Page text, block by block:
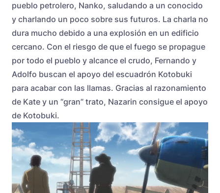
pueblo petrolero, Nanko, saludando a un conocido
y charlando un poco sobre sus futuros. La charla no
dura mucho debido a una explosión en un edificio
cercano. Con el riesgo de que el fuego se propague
por todo el pueblo y alcance el crudo, Fernando y
Adolfo buscan el apoyo del escuadrón Kotobuki
para acabar con las llamas. Gracias al razonamiento
de Kate y un “gran” trato, Nazarin consigue el apoyo
de Kotobuki.